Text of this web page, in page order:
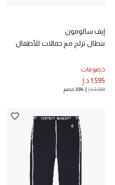
إيف سالومون
بنطال تزلج مع حمالات للأطفال
خصومات
1,595 د.إ
2,280 د.إ 30% خصم